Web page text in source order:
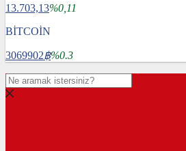
13.703,13%0,11
BİTCOİN
3069902฿%0.3